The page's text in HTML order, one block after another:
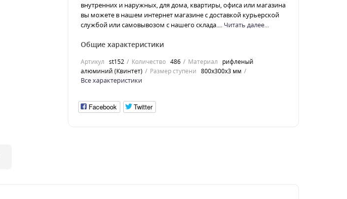
внутренних и наружных, для дома, квартиры, офиса или магазина
вы можете в нашем интернет магазине с доставкой курьерской
службой или самовывозом с нашего склада.... Читать далее...
Общие характеристики
Артикул st152 Количество 486 Материал
рифленый
алюминий (Квинтет)
Размер ступени 800x300x3 мм
Все характеристики
Facebook Twitter